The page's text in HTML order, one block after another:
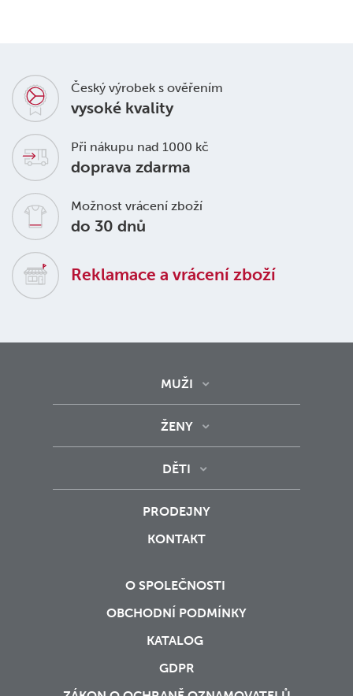
Český výrobek s ověřením
vysoké kvality
Při nákupu nad 1000 kč
doprava zdarma
Možnost vrácení zboží
do 30 dnů
Reklamace a vrácení zboží
MUŽI
ŽENY
DĚTI
PRODEJNY
KONTAKT
O SPOLEČNOSTI
OBCHODNÍ PODMÍNKY
KATALOG
GDPR